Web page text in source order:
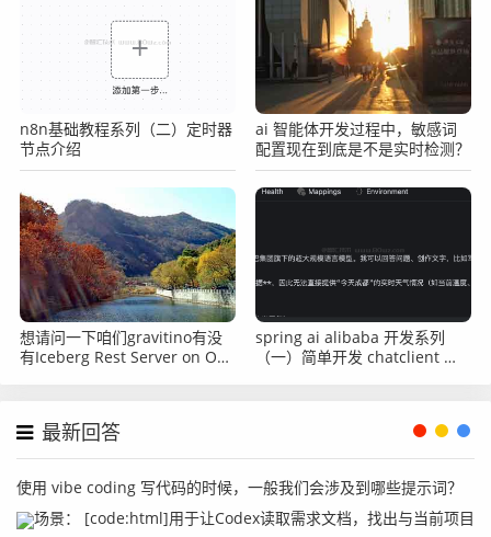
n8n基础教程系列（二）定时器
节点介绍
ai 智能体开发过程中，敏感词
配置现在到底是不是实时检测？
想请问一下咱们gravitino有没
有Iceberg Rest Server on OSS
spring ai alibaba 开发系列
（一）简单开发 chatclient 示
最新回答
使用 vibe coding 写代码的时候，一般我们会涉及到哪些提示词？
场景： [code:html]用于让Codex读取需求文档，找出与当前项目